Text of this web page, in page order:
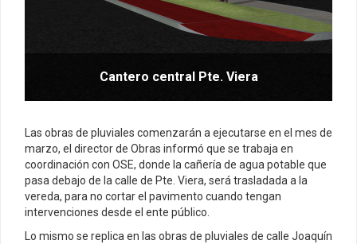
Cantero central Pte. Viera
Las obras de pluviales comenzarán a ejecutarse en el mes de
marzo, el director de Obras informó que se trabaja en
coordinación con OSE, donde la cañería de agua potable que
pasa debajo de la calle de Pte. Viera, será trasladada a la
vereda, para no cortar el pavimento cuando tengan
intervenciones desde el ente público.
Lo mismo se replica en las obras de pluviales de calle Joaquín